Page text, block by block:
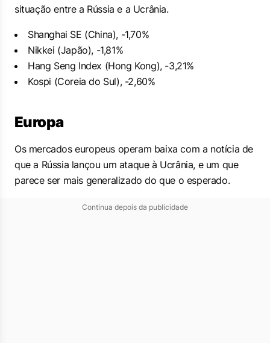
situação entre a Rússia e a Ucrânia.
Shanghai SE (China), -1,70%
Nikkei (Japão), -1,81%
Hang Seng Index (Hong Kong), -3,21%
Kospi (Coreia do Sul), -2,60%
Europa
Os mercados europeus operam baixa com a notícia de
que a Rússia lançou um ataque à Ucrânia, e um que
parece ser mais generalizado do que o esperado.
Continua depois da publicidade